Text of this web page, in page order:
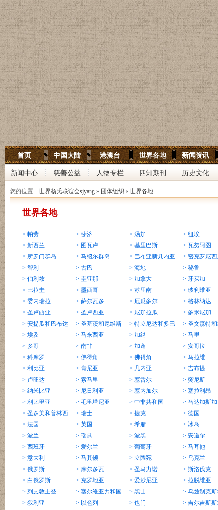
世界杨氏宗亲网
世界杨氏联谊会
中华杨氏大宗祠
首页 中国大陆 港澳台 世界各地 新闻资讯
新闻中心 慈善公益 人物专栏 四知期刊 历史文化
您的位置： 世界杨氏联谊会sjyang » 团体组织 » 世界各地
世界各地
> 帕劳 > 斐济 > 汤加
> 纽埃
> 新西兰
> 图瓦卢 > 基里巴斯
> 瓦努阿图
> 所罗门群岛
> 马绍尔群岛 > 巴布亚新几内亚
> 密克罗尼
> 智利
> 古巴 > 海地
> 秘鲁
> 伯利兹
> 圭亚那 > 加拿大
> 牙买加
> 巴拉圭
> 墨西哥 > 苏里南
> 玻利维亚
> 委内瑞拉
> 萨尔瓦多 > 厄瓜多尔
> 格林纳达
> 圣卢西亚
> 圣卢西亚 > 尼加拉瓜
> 多米尼加
> 安提瓜和巴布达
> 圣基茨和尼维斯
> 特立尼达和多巴
哥
> 圣文森特
纳丁斯
> 埃及 > 马来西亚 > 加纳
> 马里
> 多哥
> 南非 > 加蓬
> 安哥拉
> 科摩罗
> 佛得角 > 佛得角
> 马拉维
> 利比亚
> 肯尼亚 > 几内亚
> 吉布提
> 卢旺达
> 索马里 > 塞舌尔
> 突尼斯
> 纳米比亚
> 尼日利亚 > 塞内加尔
> 塞拉利昂
> 利比里亚
> 毛里塔尼亚 > 中非共和国
> 马达加斯加
> 圣多美和普林西
比
> 瑞士 > 捷克
> 德国
> 法国
> 英国 > 希腊
> 冰岛
> 波兰
> 瑞典 > 波黑
> 安道尔
> 西班牙
> 爱尔兰 > 葡萄牙
> 马耳他
> 意大利
> 马其顿 > 立陶宛
> 乌克兰
> 俄罗斯
> 摩尔多瓦 > 圣马力诺
> 斯洛伐克
> 白俄罗斯
> 克罗地亚 > 爱沙尼亚
> 拉脱维亚
> 列支敦士登
> 塞尔维亚共和国 > 黑山
> 乌兹别克
> 叙利亚
> 以色列 > 也门
> 吉尔吉斯